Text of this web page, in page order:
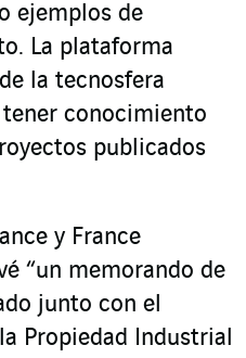
ejemplos de
La plataforma
la tecnosfera
conocimiento
publicados
y France
“un memorando de
junto con el
Propiedad Industrial